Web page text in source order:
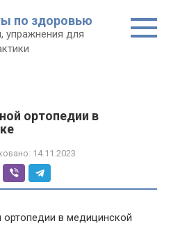
по здоровью
упражнения для
ортопедии в
14.11.2023